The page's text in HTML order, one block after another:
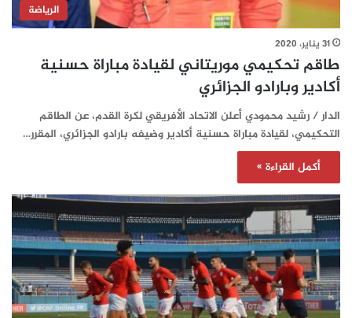
الرياضة
31 يناير، 2020
طاقم تحكيمي موريتاني لقيادة مباراة حسنية
أكادير وبارادو الجزائري
الدار / رشيد محمودي أعلن الاتحاد الأفريقي لكرة القدم، عن الطاقم
التحكيمي، لقيادة مباراة حسنية أكادير وضيفه بارادو الجزائري، المقرر…
أكمل القراءة »